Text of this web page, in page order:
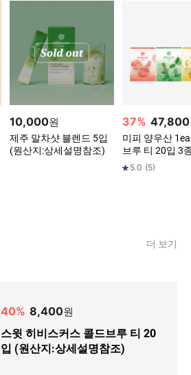
10,000원
제주 말차샷 블렌드 5입
(원산지:상세설명참조)
37% 47,800
미피 양우산
브루 티 20입 3
피치/말차/달빛
5.0 (5)
더 보기
40% 8,400원
스윗 히비스커스 콜드브루 티 20
입 (원산지:상세설명참조)